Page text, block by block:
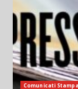
Comunicati Stampa